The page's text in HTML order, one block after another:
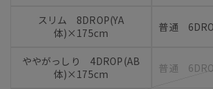
スリム 8DROP(YA
体)×175cm
普通
ややがっしり 4DROP(AB
体)×175cm
普通